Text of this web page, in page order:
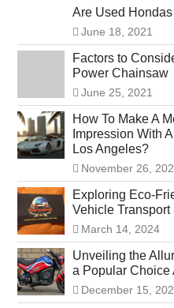
Are Used
June 18, 2021
Factors to
Power Chainsaw
June 25, 2021
How To Make A
Impression With
Los Angeles?
November 26,
Exploring Eco-
Vehicle Transport
March 14, 2024
Unveiling the
a Popular Choice
December 15,